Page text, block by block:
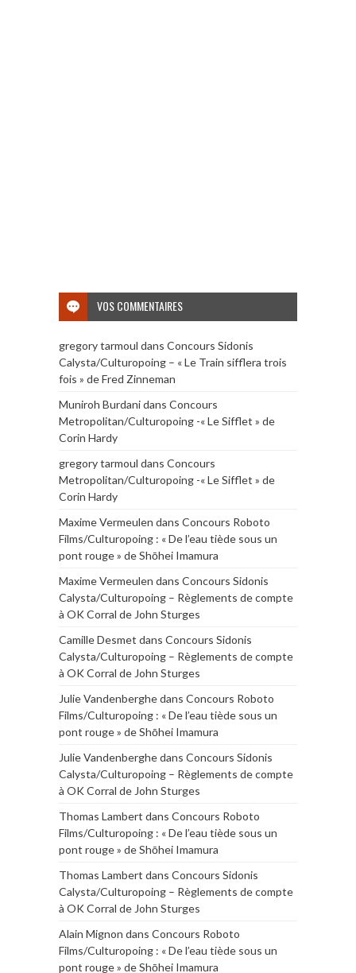
VOS COMMENTAIRES
gregory tarmoul dans Concours Sidonis
Calysta/Culturopoing – « Le Train sifflera trois
fois » de Fred Zinneman
Muniroh Burdanidans Concours
Metropolitan/Culturopoing -« Le Sifflet » de
Corin Hardy
gregory tarmoul dans Concours
Metropolitan/Culturopoing -« Le Sifflet » de
Corin Hardy
Maxime Vermeulen dans Concours Roboto
Films/Culturopoing : « De l’eau tiède sous un
pont rouge » de Shōhei Imamura
Maxime Vermeulen dans Concours Sidonis
Calysta/Culturopoing – Règlements de compte
à OK Corral de John Sturges
Camille Desmet dans Concours Sidonis
Calysta/Culturopoing – Règlements de compte
à OK Corral de John Sturges
Julie Vandenberghedans Concours Roboto
Films/Culturopoing : « De l’eau tiède sous un
pont rouge » de Shōhei Imamura
Julie Vandenberghedans Concours Sidonis
Calysta/Culturopoing – Règlements de compte
à OK Corral de John Sturges
Thomas Lambert dans Concours Roboto
Films/Culturopoing : « De l’eau tiède sous un
pont rouge » de Shōhei Imamura
Thomas Lambert dans Concours Sidonis
Calysta/Culturopoing – Règlements de compte
à OK Corral de John Sturges
Alain Mignon dans Concours Roboto
Films/Culturopoing : « De l’eau tiède sous un
pont rouge » de Shōhei Imamura